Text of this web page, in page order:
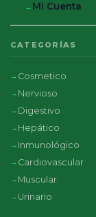
Mi Cuenta
CATEGORÍAS
Cosmetico
Nervioso
Digestivo
Hepático
Inmunológico
Cardiovascular
Muscular
Urinario